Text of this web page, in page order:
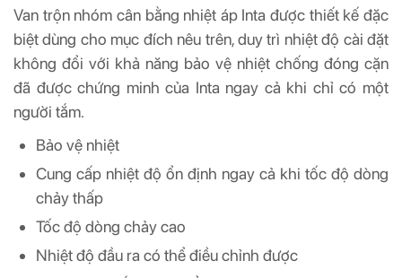
Van trộn nhóm cân bằng nhiệt áp Inta được thiết kế đặc
biệt dùng cho mục đích nêu trên, duy trì nhiệt độ cài đặt
không đổi với khả năng bảo vệ nhiệt chống đóng cặn
đã được chứng minh của Inta ngay cả khi chỉ có một
người tắm.
Bảo vệ nhiệt
Cung cấp nhiệt độ ổn định ngay cả khi tốc độ dòng
chảy thấp
Tốc độ dòng chảy cao
Nhiệt độ đầu ra có thể điều chỉnh được